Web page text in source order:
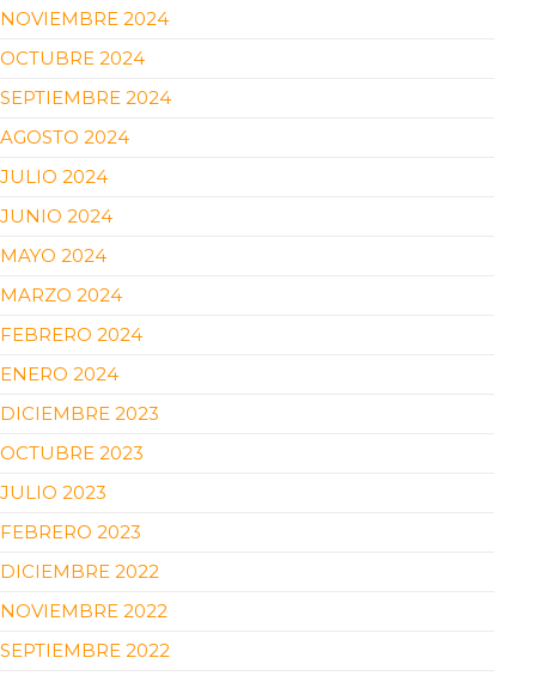
NOVIEMBRE 2024
OCTUBRE 2024
SEPTIEMBRE 2024
AGOSTO 2024
JULIO 2024
JUNIO 2024
MAYO 2024
MARZO 2024
FEBRERO 2024
ENERO 2024
DICIEMBRE 2023
OCTUBRE 2023
JULIO 2023
FEBRERO 2023
DICIEMBRE 2022
NOVIEMBRE 2022
SEPTIEMBRE 2022